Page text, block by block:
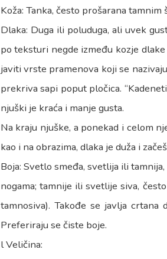
Koža: Tanka, često prošarana
Dlaka: Duga ili poluduga, ali uvek
po teksturi negde između kozje
javiti vrste pramenova koji se
prekriva sapi poput pločica.
njuški je kraća i manje gusta.
Na kraju njuške, a ponekad i celom
kao i na obrazima, dlaka je duža i
Boja: Svetlo smeđa, svetlija ili
nogama; tamnije ili svetlije siva,
tamnosiva). Takođe se javlja
Preferiraju se čiste boje.
l Veličina: